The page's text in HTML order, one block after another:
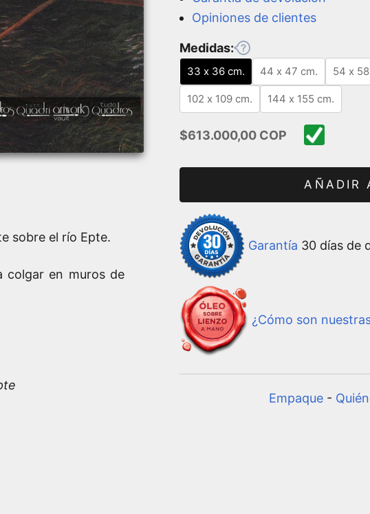
Opiniones de clientes
Medidas:
33 x 36 cm. 44 x 47 cm. 54 x
102 x 109 cm. 144 x 155 cm.
Precio de oferta
$613.000,00 COP
AÑADIR
Garantía 30 días de
¿Cómo son
Empaque -
sobre el río Epte.
colgar en muros de